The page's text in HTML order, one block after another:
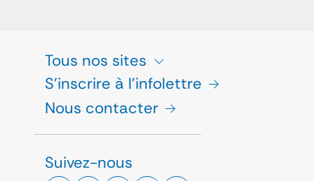
Tous nos sites
S'inscrire à l'infolettre
Nous contacter
Suivez-nous